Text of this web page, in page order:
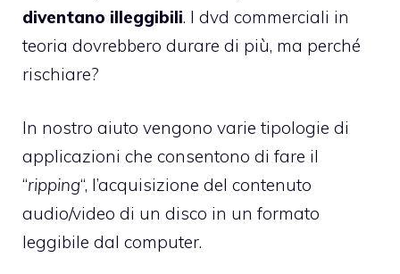
diventano illeggibili. I dvd commerciali in
teoria dovrebbero durare di più, ma perché
rischiare?
In nostro aiuto vengono varie tipologie di
applicazioni che consentono di fare il
“ripping“, l’acquisizione del contenuto
audio/video di un disco in un formato
leggibile dal computer.